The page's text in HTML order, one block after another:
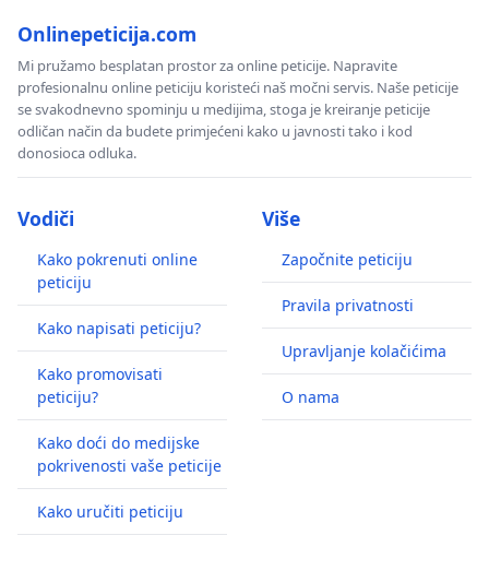
Onlinepeticija.com
Mi pružamo besplatan prostor za online peticije. Napravite
profesionalnu online peticiju koristeći naš močni servis. Naše peticije
se svakodnevno spominju u medijima, stoga je kreiranje peticije
odličan način da budete primjećeni kako u javnosti tako i kod
donosioca odluka.
Vodiči
Kako pokrenuti online
peticiju
Kako napisati peticiju?
Kako promovisati
peticiju?
Kako doći do medijske
pokrivenosti vaše peticije
Kako uručiti peticiju
Više
Započnite peticiju
Pravila privatnosti
Upravljanje kolačićima
O nama